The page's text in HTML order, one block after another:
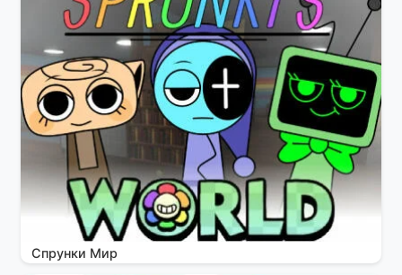
Спрунки Мир